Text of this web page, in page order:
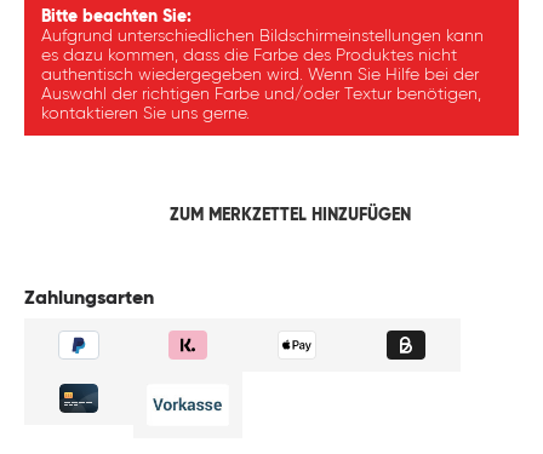
Bitte beachten Sie:
Aufgrund unterschiedlichen Bildschirmeinstellungen kann
es dazu kommen, dass die Farbe des Produktes nicht
authentisch wiedergegeben wird. Wenn Sie Hilfe bei der
Auswahl der richtigen Farbe und/oder Textur benötigen,
kontaktieren Sie uns gerne.
ZUM MERKZETTEL HINZUFÜGEN
Zahlungsarten